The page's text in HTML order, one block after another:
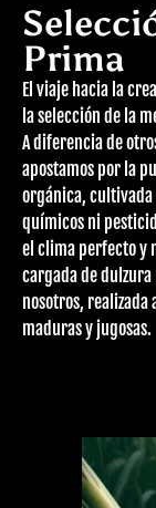
Prima
El viaje hacia la
la selección de la
A diferencia de
apostamos por la
orgánica, cultivada
químicos ni
el clima perfecto y
cargada de
nosotros, realizada
maduras y jugosas.